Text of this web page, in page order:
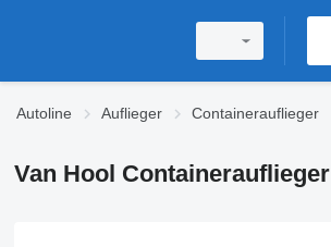
Autoline Auflieger Containerauflieger
Van Hool Containerauflieger